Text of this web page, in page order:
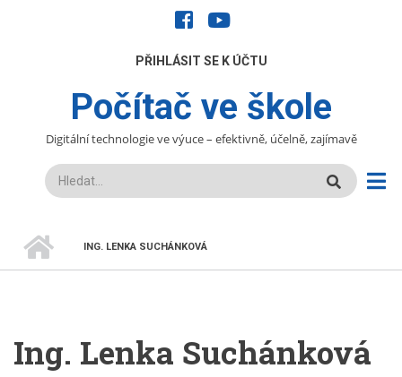
facebookyoutube
UŽIVATELÉPŘIHLÁSIT SE K ÚČTU
Počítač ve škole
Digitální technologie ve výuce – efektivně, účelně, zajímavě
Hledat
DROBEČKOVÁ
ING. LENKA SUCHÁNKOVÁ
Ing. Lenka Suchánková